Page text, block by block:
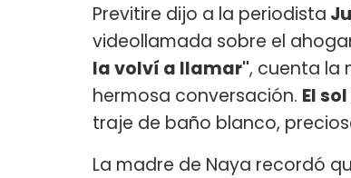
Previtire dijo a la periodista
videollamada sobre el
la volví a llamar", cuenta la
hermosa conversación. El
traje de baño blanco,
La madre de Naya recordó